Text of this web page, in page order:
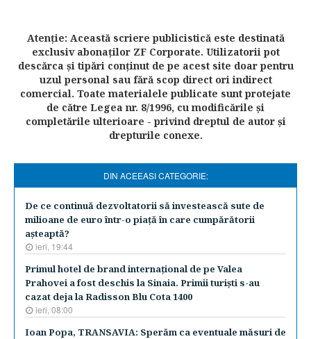
Atenţie: Această scriere publicistică este destinată
exclusiv abonaţilor ZF Corporate. Utilizatorii pot
descărca şi tipări conţinut de pe acest site doar pentru
uzul personal sau fără scop direct ori indirect
comercial. Toate materialele publicate sunt protejate
de către Legea nr. 8/1996, cu modificările şi
completările ulterioare - privind dreptul de autor şi
drepturile conexe.
DIN ACEEASI CATEGORIE:
De ce continuă dezvoltatorii să investească sute de
milioane de euro într-o piaţă în care cumpărătorii
aşteaptă?
ieri, 19:44
​Primul hotel de brand internaţional de pe Valea
Prahovei a fost deschis la Sinaia. Primii turişti s-au
cazat deja la Radisson Blu Cota 1400
ieri, 08:00
Ioan Popa, TRANSAVIA: Sperăm ca eventuale măsuri de